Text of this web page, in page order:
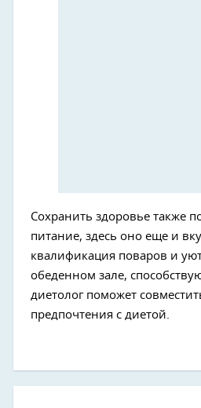
Сохранить здоровье также
питание, здесь оно еще и
квалификация поваров и
обеденном зале,
диетолог поможет
предпочтения с диетой.